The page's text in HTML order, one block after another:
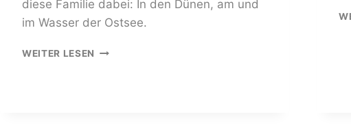
diese Familie dabei: In den Dünen, am und
im Wasser der Ostsee.
WEITER LESEN FAMILIENFOTOS